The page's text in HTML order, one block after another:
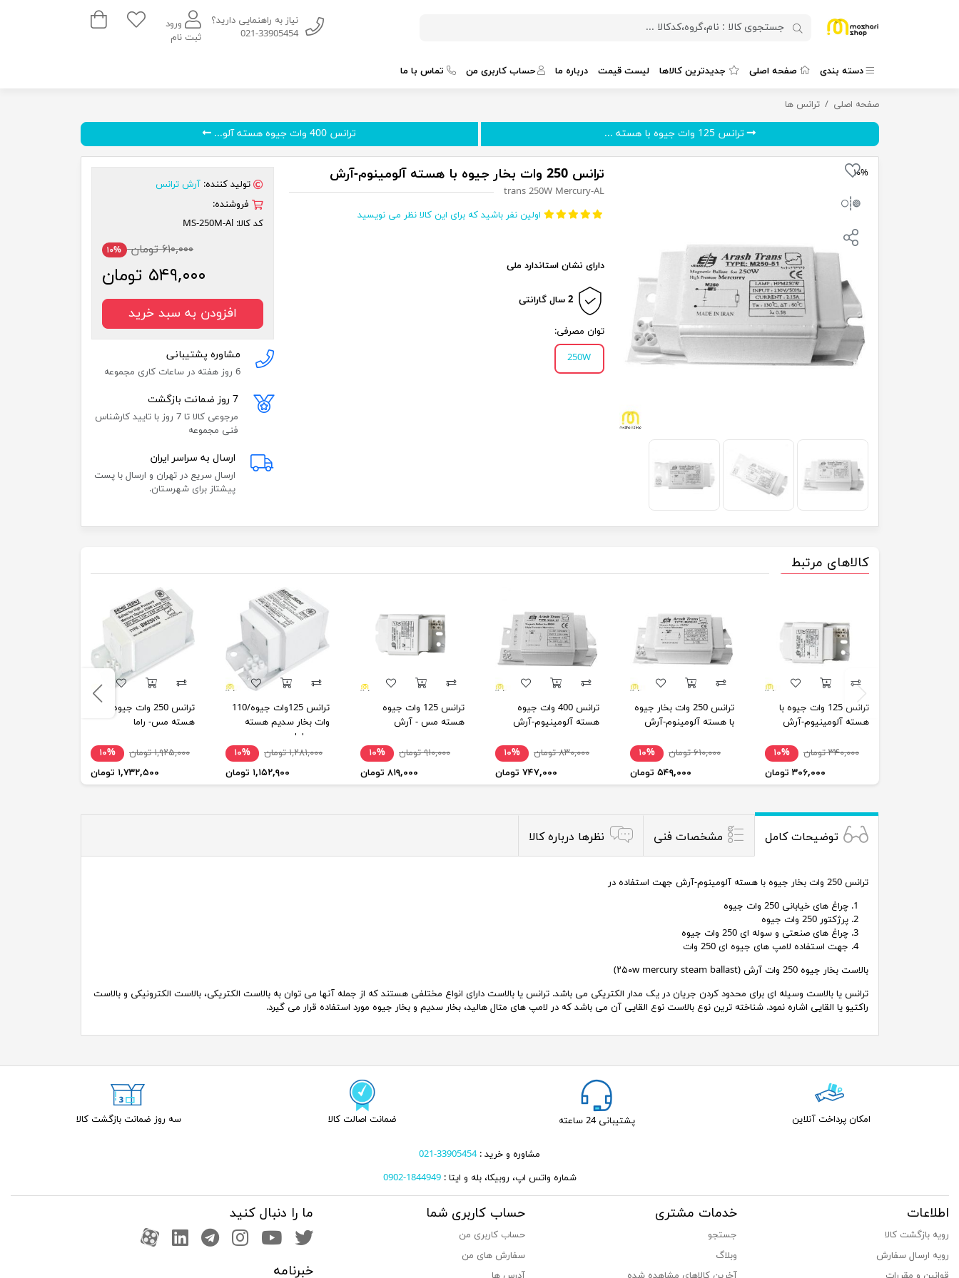
نیاز به راهنمایی دارید؟
021-33905454
ورود
ثبت نام
سبد خرید
دسته بندی صفحه اصلی جدیدترین کالاها لیست قیمت درباره ما حساب کاربری من تماس با ما
صفحه اصلی ترانس ها ترانس 250 وات بخار جیوه با هسته آلومینوم-آرش
ترانس 125 وات جیوه با هسته ... ترانس 400 وات جیوه هسته آلو...
۱۰% ترانس 250 وات بخار جیوه با هسته آلومینوم-آرش
trans 250W Mercury-AL
اولین نفر باشید که برای این کالا نظر می نویسید
دارای نشان استاندارد ملی
2 سال گارانتی
توان مصرفی:
250W
تولید کننده: آرش ترانس
فروشنده:
کد کالا: MS-250M-Al
۶۱۰,۰۰۰ تومان ۱۰%
۵۴۹,۰۰۰ تومان
افزودن به سبد خرید
مشاوره پشتیبانی
6 روز هفته در ساعات کاری مجموعه
7 روز ضمانت بازگشت
مرجوعی کالا تا 7 روز با تایید کارشناس
فنی مجموعه
ارسال به سراسر ایران
ارسال سریع در تهران و ارسال با پست
پیشتاز برای شهرستان.
کالاهای مرتبط
ترانس 125 وات جیوه با
هسته آلومینیوم-آرش
۳۴۰,۰۰۰ تومان
۱۰%
۳۰۶,۰۰۰ تومان
ترانس 250 وات بخار جیوه
با هسته آلومینوم-آرش
۶۱۰,۰۰۰ تومان
۱۰%
۵۴۹,۰۰۰ تومان
ترانس 400 وات جیوه
هسته آلومینیوم-آرش
۸۳۰,۰۰۰ تومان
۱۰%
۷۴۷,۰۰۰ تومان
ترانس 125 وات جیوه
هسته مس - آرش
۹۱۰,۰۰۰ تومان
۱۰%
۸۱۹,۰۰۰ تومان
ترانس 125وات جیوه/110
وات بخار سدیم هسته
مس- راما
۱,۲۸۱,۰۰۰ تومان
۱۰%
۱,۱۵۲,۹۰۰ تومان
ترانس 250 وات جیوه
هسته مس- راما
۱,۹۲۵,۰۰۰ تومان
۱۰%
۱,۷۳۲,۵۰۰ تومان
توضیحات کامل مشخصات فنی نظرها درباره کالا
ترانس 250 وات بخار جیوه با هسته آلومینوم-آرش جهت استفاده در
چراغ های خیابانی 250 وات جیوه
پرژکتور 250 وات جیوه
چراغ های صنعتی و سوله ای 250 وات جیوه
جهت استفاده لامپ های جیوه ای 250 وات
بالاست بخار جیوه 250 وات آرش (۲۵۰w mercury steam ballast)
ترانس یا بالاست وسیله ای برای محدود کردن جریان در یک مدار الکتریکی می باشد. ترانس یا بالاست دارای انواع مختلفی هستند که از جمله آنها می توان به بالاست الکتریکی، بالاست الکترونیکی و بالاست
راکتیو یا القایی اشاره نمود. شناخته ترین نوع بالاست نوع القایی آن می باشد که در لامپ های متال هالید، بخار سدیم و بخار جیوه مورد استفاده قرار می گیرد.
امکان پرداخت آنلاین پشتیبانی 24 ساعته ضمانت اصالت کالا سه روز ضمانت بازگشت کالا
مشاوره و خرید :33905454-021
شماره واتس اپ، روبیکا، بله و ایتا : 1844949-0902
اطلاعات
رویه بازگشت کالا
رویه ارسال سفارش
خدمات مشتری
جستجو
وبلاگ
حساب کاربری شما
حساب کاربری من
سفارش های من‎
ما را دنبال کنید
صفحه تویتر
کانال یوتوب
اینستاگرام
کانال تلگرام
کانال لینکدین
آپارات
خبرنامه